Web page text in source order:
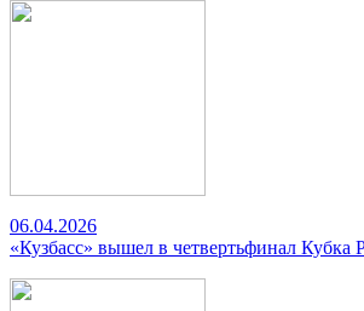
06.04.2026
«Кузбасс» вышел в четвертьфинал Кубка